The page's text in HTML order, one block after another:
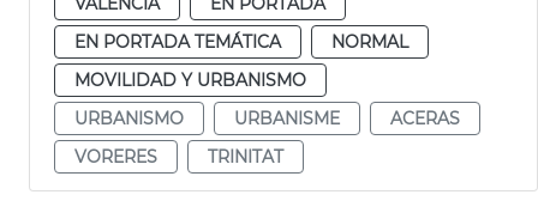
EN PORTADA TEMÁTICA
NORMAL
MOVILIDAD Y URBANISMO
URBANISMO
URBANISME
ACERAS
VORERES
TRINITAT